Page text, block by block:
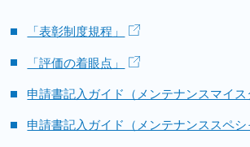
「表彰制度規程」
「評価の着眼点」
申請書記入ガイド（メンテナンスマイス
申請書記入ガイド（メンテナンススペシ